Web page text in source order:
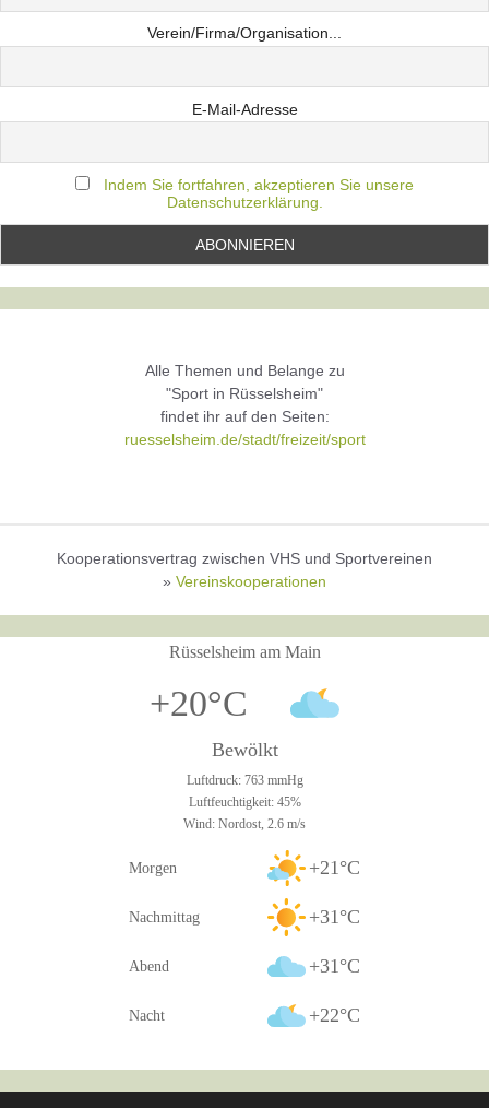
Verein/Firma/Organisation...
E-Mail-Adresse
Indem Sie fortfahren, akzeptieren Sie unsere
Datenschutzerklärung.
Alle Themen und Belange zu
"Sport in Rüsselsheim"
findet ihr auf den Seiten:
ruesselsheim.de/stadt/freizeit/sport
Kooperationsvertrag zwischen VHS und Sportvereinen
» Vereinskooperationen
Rüsselsheim am Main
+20°C
Bewölkt
Luftdruck: 763 mmHg
Luftfeuchtigkeit: 45%
Wind: Nordost, 2.6 m/s
Morgen +21°C
Nachmittag +31°C
Abend +31°C
Nacht +22°C